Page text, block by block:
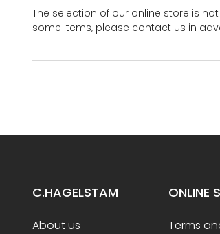
The selection of our online store is
some items, please contact us in
C.HAGELSTAM
About us
ONLINE
Terms